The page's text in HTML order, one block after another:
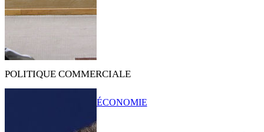
POLITIQUE COMMERCIALE
ÉCONOMIE